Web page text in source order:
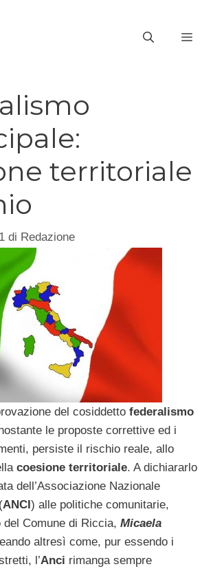
territoriale
di Redazione
del cosiddetto federalismo
le proposte correttive ed i
persiste il rischio reale, allo
coesione territoriale. A dichiararlo
dell’Associazione Nazionale
ANCI) alle politiche comunitarie,
del Comune di Riccia, Micaela
altresì come, pur essendo i
l’Anci rimanga sempre